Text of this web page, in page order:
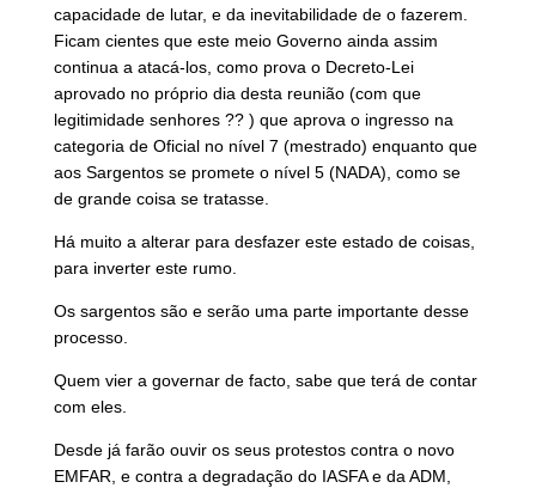
capacidade de lutar, e da inevitabilidade de o fazerem.
Ficam cientes que este meio Governo ainda assim
continua a atacá-los, como prova o Decreto-Lei
aprovado no próprio dia desta reunião (com que
legitimidade senhores ?? ) que aprova o ingresso na
categoria de Oficial no nível 7 (mestrado) enquanto que
aos Sargentos se promete o nível 5 (NADA), como se
de grande coisa se tratasse.
Há muito a alterar para desfazer este estado de coisas,
para inverter este rumo.
Os sargentos são e serão uma parte importante desse
processo.
Quem vier a governar de facto, sabe que terá de contar
com eles.
Desde já farão ouvir os seus protestos contra o novo
EMFAR, e contra a degradação do IASFA e da ADM,